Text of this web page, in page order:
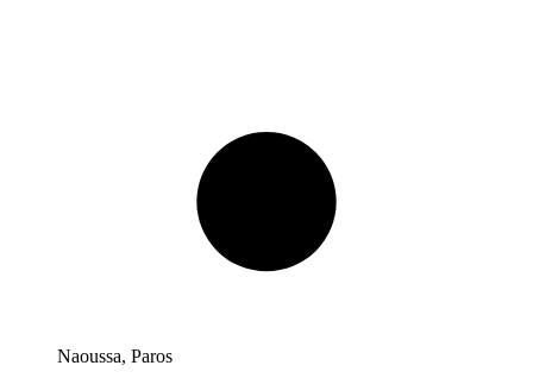
Naoussa, Paros